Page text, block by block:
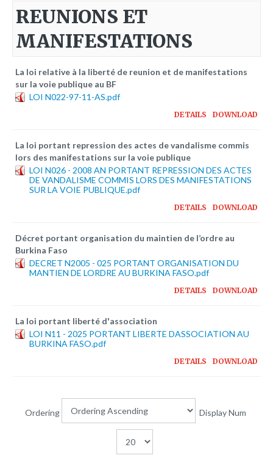
bulletins électroniques d'information
Avec la Fondation Hanns Seidel
Documentations
Avec l'Institut Danois des Droits de l'Homme
Publications à télécharger
E-services
Centre de téléchargement
Nous Ecrire
REUNIONS ET
MANIFESTATIONS
La loi relative à la liberté de reunion et de manifestations
sur la voie publique au BF
LOI N022-97-11-AS.pdf
DOWNLOAD
DETAILS
La loi portant repression des actes de vandalisme commis
lors des manifestations sur la voie publique
LOI N026 - 2008 AN PORTANT REPRESSION DES ACTES
DE VANDALISME COMMIS LORS DES MANIFESTATIONS
SUR LA VOIE PUBLIQUE.pdf
DOWNLOAD
DETAILS
Décret portant organisation du maintien de l’ordre au
Burkina Faso
DECRET N2005 - 025 PORTANT ORGANISATION DU
MANTIEN DE LORDRE AU BURKINA FASO.pdf
DOWNLOAD
DETAILS
La loi portant liberté d'association
LOI N11 - 2025 PORTANT LIBERTE DASSOCIATION AU
BURKINA FASO.pdf
DOWNLOAD
DETAILS
Ordering Display Num